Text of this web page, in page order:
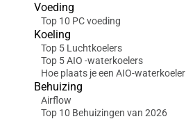
Voeding
Top 10 PC voeding
Koeling
Top 5 Luchtkoelers
Top 5 AIO -waterkoelers
Hoe plaats je een AIO-waterkoeler
Behuizing
Airflow
Top 10 Behuizingen van 2026